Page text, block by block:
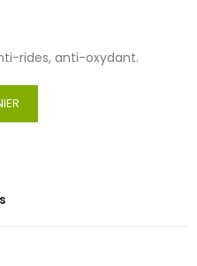
rides, anti-oxydant.